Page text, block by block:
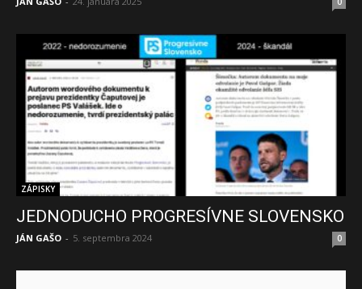
ZÁPISKY
JEDNODUCHO PROGRESÍVNE SLOVENSKO
JÁN GAŠO - 5. septembra 2024 0